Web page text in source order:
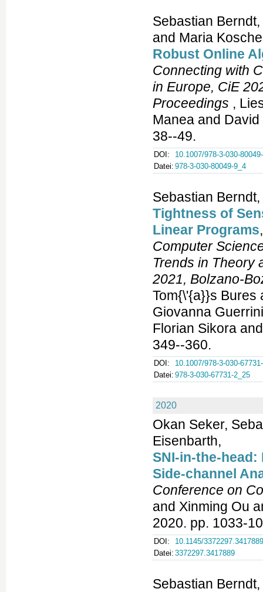
Sebastian
and Maria
Robust Online
Connecting with
in Europe, CiE
Proceedings ,
Manea and
38--49.
DOI:
10.1007/978-3-030-
Datei: 978-3-030-80049-9_4
Sebastian
Tightness of
Linear Programs
Computer
Trends in Theory
2021, Bolzano-
Tom{\'{a}}s Bures
Giovanna
Florian Sikora
349--360.
DOI:
10.1007/978-3-030-
Datei: 978-3-030-67731-2_25
2020
Okan Seker,
Eisenbarth,
SNI-in-the-
Side-channel
Conference on
and Xinming Ou
2020. pp. 1033-
DOI:
10.1145/3372297.3417889
Datei: 3372297.3417889
Sebastian